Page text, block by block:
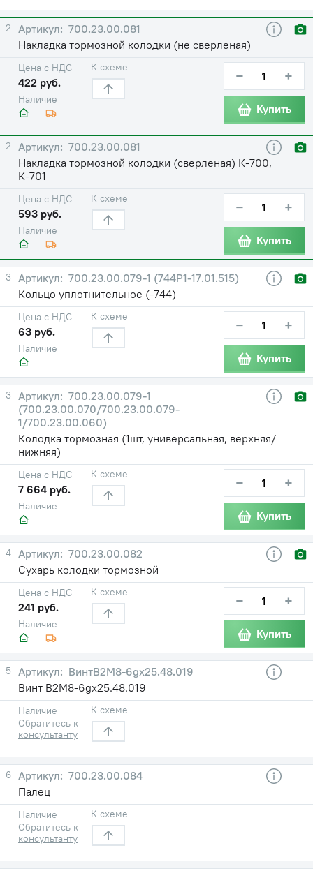
2
700.23.00.081
Накладка тормозной колодки (не сверленая)
Наличие
Цена с НДС
422 руб.
К схеме − +
Купить
2
700.23.00.081
Накладка тормозной колодки (сверленая) К-700,
К-701
Наличие
Цена с НДС
593 руб.
К схеме − +
Купить
3
700.23.00.079-1 (744Р1-17.01.515)
Кольцо уплотнительное (-744)
Наличие
Цена с НДС
63 руб.
К схеме − +
Купить
3
700.23.00.079-1
(700.23.00.070/700.23.00.079-
1/700.23.00.060)
Колодка тормозная (1шт, универсальная, верхняя/
нижняя)
Наличие
Цена с НДС
7 664 руб.
К схеме − +
Купить
4
700.23.00.082
Сухарь колодки тормозной
Наличие
Цена с НДС
241 руб.
К схеме − +
Купить
5
ВинтB2M8-6gx25.48.019
Винт B2M8-6gx25.48.019
Наличие
Обратитесь к
консультанту
К схеме
6
700.23.00.084
Палец
Наличие
Обратитесь к
консультанту
К схеме